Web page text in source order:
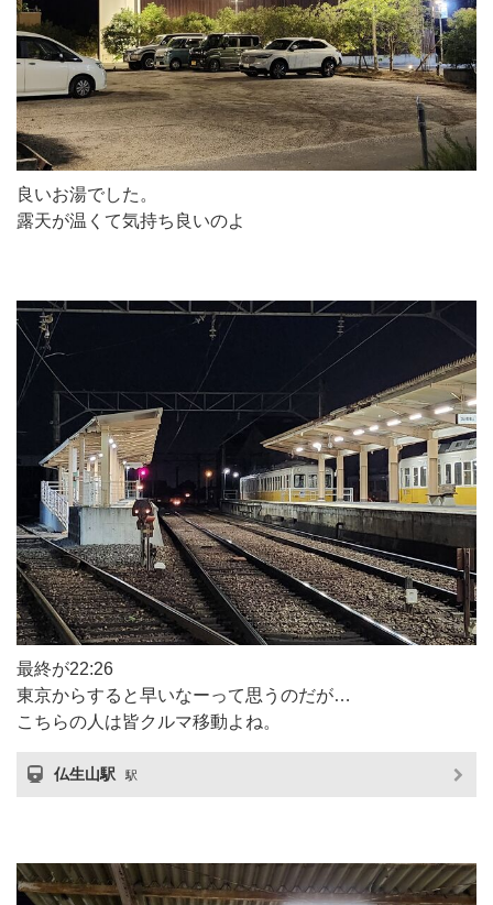
良いお湯でした。
露天が温くて気持ち良いのよ
最終が22:26
東京からすると早いなーって思うのだが…
こちらの人は皆クルマ移動よね。
仏生山駅 駅